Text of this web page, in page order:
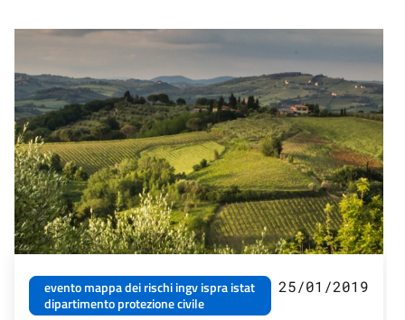
evento mappa dei rischi ingv ispra istat
dipartimento protezione civile
25/01/2019